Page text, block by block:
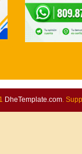
DheTemplate.com.